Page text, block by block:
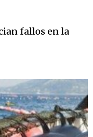
fallos en la